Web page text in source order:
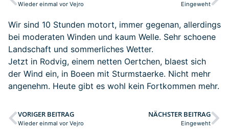
Wieder einmal vor Vejro Eingeweht
Wir sind 10 Stunden motort, immer gegenan, allerdings
bei moderaten Winden und kaum Welle. Sehr schoene
Landschaft und sommerliches Wetter.
Jetzt in Rodvig, einem netten Oertchen, blaest sich
der Wind ein, in Boeen mit Sturmstaerke. Nicht mehr
angenehm. Heute gibt es wohl kein Fortkommen mehr.
VORIGER BEITRAG
Wieder einmal vor Vejro
NÄCHSTER BEITRAG
Eingeweht